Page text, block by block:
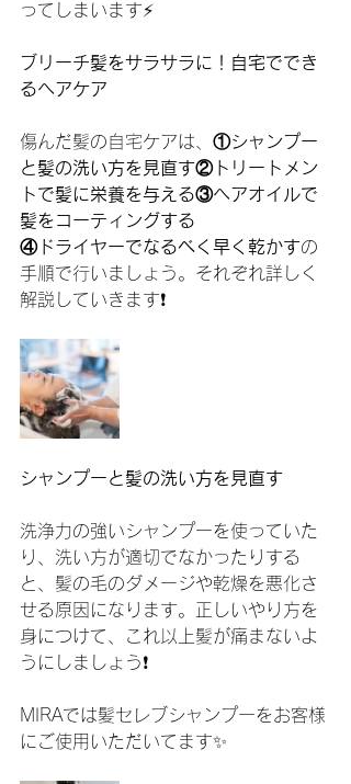
ってしまいます⚡️
ブリーチ髪をサラサラに！自宅ででき
るヘアケア
傷んだ髪の自宅ケアは、 ①シャンプー
と髪の洗い方を見直す②トリートメン
トで髪に栄養を与える③ヘアオイルで
髪をコーティングする
④ドライヤーでなるべく早く乾かすの
手順で行いましょう。それぞれ詳しく
解説していきます❗️
シャンプーと髪の洗い方を見直す
洗浄力の強いシャンプーを使っていた
り、洗い方が適切でなかったりする
と、髪の毛のダメージや乾燥を悪化さ
せる原因になります。正しいやり方を
身につけて、これ以上髪が痛まないよ
うにしましょう❗️
MIRAでは髪セレブシャンプーをお客様
にご使用いただいてます✨